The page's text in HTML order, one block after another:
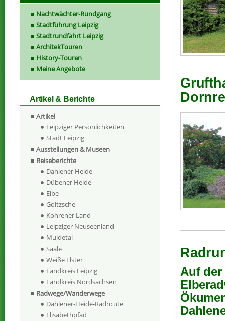
Auf der
Nachtwächter-Rundgang
Stadtführung Leipzig
Stadtrundfahrt Leipzig
ArchitekTouren
History-Touren
Meine Angebote
Artikel & Berichte
Artikel
Leipziger Persönlichkeiten
Stadt Leipzig
Ausstellungen & Museen
Reiseberichte
Dahlener Heide
Dübener Heide
Elbe
Goitzsche
Kohrener Land
Leipziger Neuseenland
Muldetal
Saale
Weiße Elster
Landkreis Leipzig
Landkreis Nordsachsen
Radwege/Wanderwege
Dahlener-Heide-Radroute
Elisabethpfad